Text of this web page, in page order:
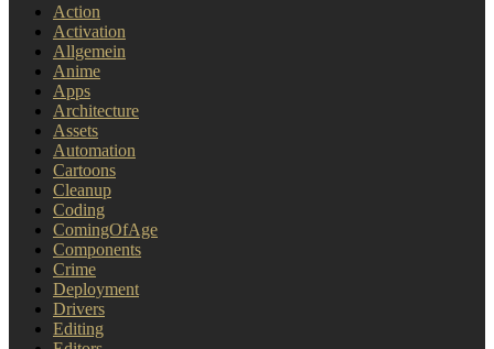
Action
Activation
Allgemein
Anime
Apps
Architecture
Assets
Automation
Cartoons
Cleanup
Coding
ComingOfAge
Components
Crime
Deployment
Drivers
Editing